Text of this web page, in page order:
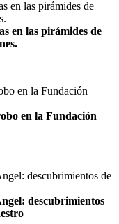
en las pirámides de
en la Fundación
descubrimientos